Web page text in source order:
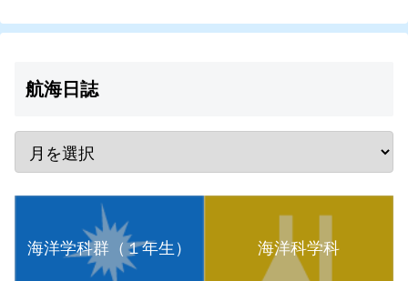
航海日誌
海洋学科群（１年生） 海洋科学科